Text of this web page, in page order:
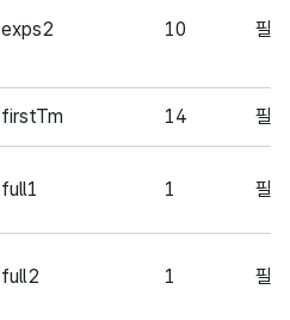
exps2 10 필
firstTm 14 필
full1 1 필
full2 1 필